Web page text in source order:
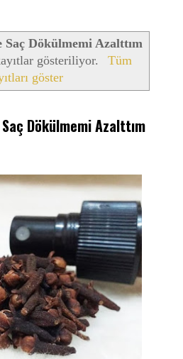
Dökülmemi Azalttım
gösteriliyor.
Tüm
göster
Dökülmemi Azalttım